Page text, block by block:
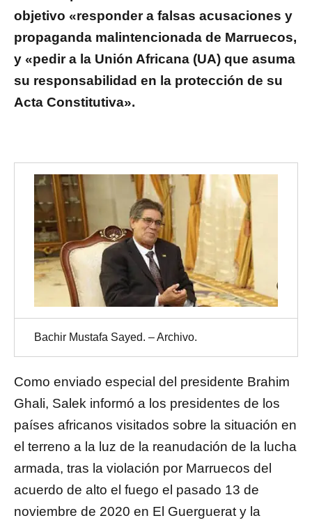
objetivo «responder a falsas acusaciones y
propaganda malintencionada de Marruecos,
y «pedir a la Unión Africana (UA) que asuma
su responsabilidad en la protección de su
Acta Constitutiva».
Bachir Mustafa Sayed. – Archivo.
Como enviado especial del presidente Brahim
Ghali, Salek informó a los presidentes de los
países africanos visitados sobre la situación en
el terreno a la luz de la reanudación de la lucha
armada, tras la violación por Marruecos del
acuerdo de alto el fuego el pasado 13 de
noviembre de 2020 en El Guerguerat y la